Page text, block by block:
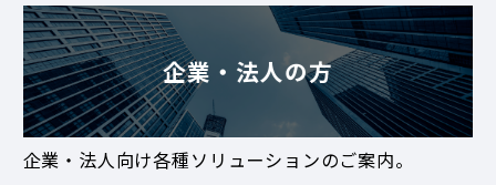
企業・法人の方
企業・法人向け各種ソリューションのご案内。